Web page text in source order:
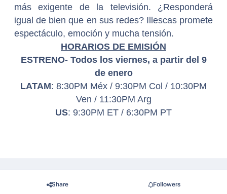
más exigente de la televisión. ¿Responderá
igual de bien que en sus redes? Illescas promete
espectáculo, emoción y mucha tensión.
HORARIOS DE EMISIÓN
ESTRENO- Todos los viernes, a partir del 9
de enero
LATAM: 8:30PM Méx / 9:30PM Col / 10:30PM
Ven / 11:30PM Arg
US: 9:30PM ET / 6:30PM PT
Share Followers